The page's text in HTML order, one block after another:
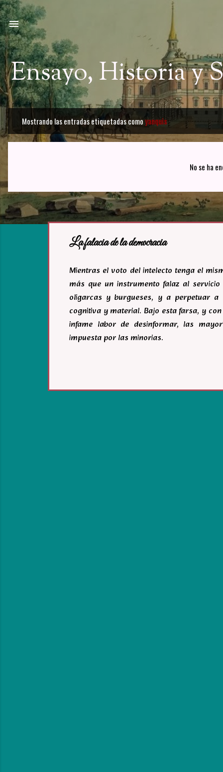
Ensayo, Historia y
n
a
d
a
Mostrando las entradas etiquetadas comoyanquis
No se ha
La falacia de la democracia
Mientras el voto del intelecto tenga el
más que un instrumento falaz al
oligarcas y burgueses, y a perpetuar
cognitiva y material. Bajo esta farsa, y
infame labor de desinformar, las
impuesta por las minorias.